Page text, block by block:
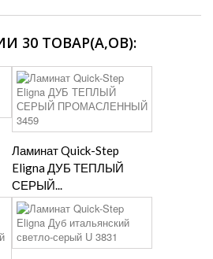
30 ТОВАР(А,ОВ):
Ламинат Quick-Step
Eligna ДУБ ТЕПЛЫЙ
СЕРЫЙ...